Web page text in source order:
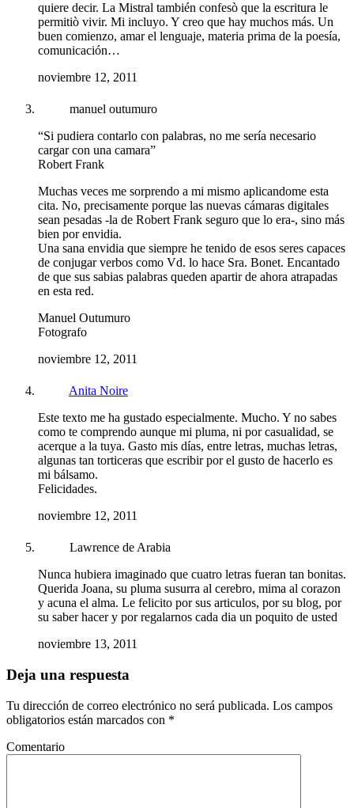
quiere decir. La Mistral también confesò que la escritura le
permitiò vivir. Mi incluyo. Y creo que hay muchos más. Un
buen comienzo, amar el lenguaje, materia prima de la poesía,
comunicación…
noviembre 12, 2011
manuel outumuro
“Si pudiera contarlo con palabras, no me sería necesario
cargar con una camara”
Robert Frank
Muchas veces me sorprendo a mi mismo aplicandome esta
cita. No, precisamente porque las nuevas cámaras digitales
sean pesadas -la de Robert Frank seguro que lo era-, sino más
bien por envidia.
Una sana envidia que siempre he tenido de esos seres capaces
de conjugar verbos como Vd. lo hace Sra. Bonet. Encantado
de que sus sabias palabras queden apartir de ahora atrapadas
en esta red.
Manuel Outumuro
Fotografo
noviembre 12, 2011
Anita Noire
Este texto me ha gustado especialmente. Mucho. Y no sabes
como te comprendo aunque mi pluma, ni por casualidad, se
acerque a la tuya. Gasto mis días, entre letras, muchas letras,
algunas tan torticeras que escribir por el gusto de hacerlo es
mi bálsamo.
Felicidades.
noviembre 12, 2011
Lawrence de Arabia
Nunca hubiera imaginado que cuatro letras fueran tan bonitas.
Querida Joana, su pluma susurra al cerebro, mima al corazon
y acuna el alma. Le felicito por sus articulos, por su blog, por
su saber hacer y por regalarnos cada dia un poquito de usted
noviembre 13, 2011
Deja una respuesta
Tu dirección de correo electrónico no será publicada. Los campos
obligatorios están marcados con *
Comentario